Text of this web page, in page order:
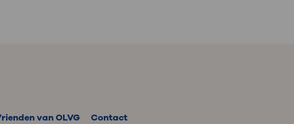
van OLVG Contact